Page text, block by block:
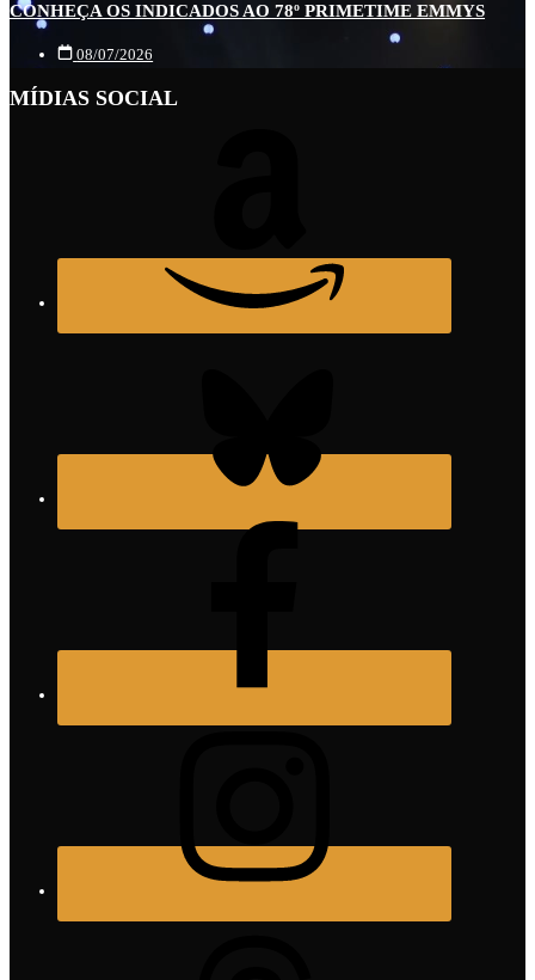
CONHEÇA OS INDICADOS AO 78º PRIMETIME EMMYS
08/07/2026
MÍDIAS SOCIAL